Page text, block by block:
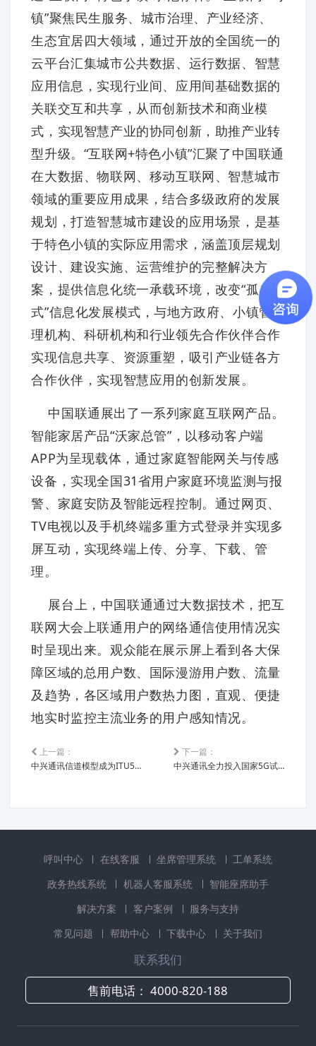
镇”聚焦民生服务、城市治理、产业经济、
生态宜居四大领域，通过开放的全国统一的
云平台汇集城市公共数据、运行数据、智慧
应用信息，实现行业间、应用间基础数据的
关联交互和共享，从而创新技术和商业模
式，实现智慧产业的协同创新，助推产业转
型升级。“互联网+特色小镇”汇聚了中国联通
在大数据、物联网、移动互联网、智慧城市
领域的重要应用成果，结合多级政府的发展
规划，打造智慧城市建设的应用场景，是基
于特色小镇的实际应用需求，涵盖顶层规划
设计、建设实施、运营维护的完整解决方
案，提供信息化统一承载环境，改变“孤岛
式”信息化发展模式，与地方政府、小镇管
理机构、科研机构和行业领先合作伙伴合作
实现信息共享、资源重塑，吸引产业链各方
合作伙伴，实现智慧应用的创新发展。
中国联通展出了一系列家庭互联网产品。
智能家居产品“沃家总管”，以移动客户端
APP为呈现载体，通过家庭智能网关与传感
设备，实现全国31省用户家庭环境监测与报
警、家庭安防及智能远程控制。通过网页、
TV电视以及手机终端多重方式登录并实现多
屏互动，实现终端上传、分享、下载、管
理。
展台上，中国联通通过大数据技术，把互
联网大会上联通用户的网络通信使用情况实
时呈现出来。观众能在展示屏上看到各大保
障区域的总用户数、国际漫游用户数、流量
及趋势，各区域用户数热力图，直观、便捷
地实时监控主流业务的用户感知情况。
上一篇：
中兴通讯信道模型成为ITU5G技术标准评估参考
下一篇：
中兴通讯全力投入国家5G试验二阶段测试
呼叫中心 在线客服 坐席管理系统
工单系统
政务热线系统
机器人客服系统
智能座席助手
解决方案
客户案例
服务与支持
常见问题
帮助中心 下载中心 关于我们
联系我们
售前电话：4000-820-188